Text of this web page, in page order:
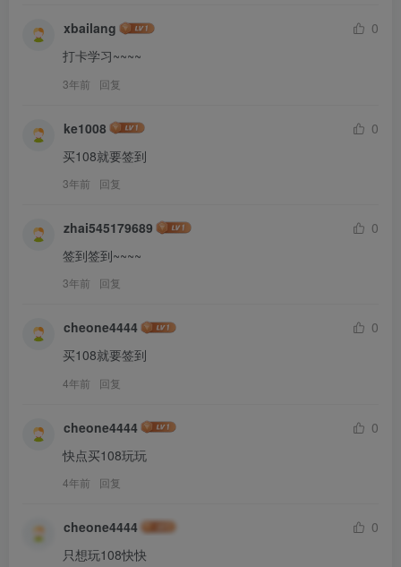
xbailang
0
打卡学习~~~~
3年前 回复
ke1008
0
买108就要签到
3年前 回复
zhai545179689
0
签到签到~~~~
3年前 回复
cheone4444
0
买108就要签到
4年前 回复
cheone4444
0
快点买108玩玩
4年前 回复
cheone4444
0
只想玩108快快